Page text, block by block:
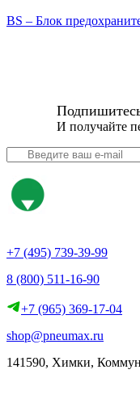
BS – Блок
И получайте
+7 (495) 739-39-99
8 (800) 511-16-90
+7 (965) 369-17-04
shop@pneumax.ru
141590, Химки,